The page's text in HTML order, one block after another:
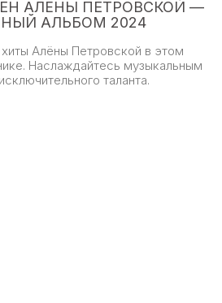
АЛЁНЫ ПЕТРОВСКОЙ —
АЛЬБОМ 2024
Алёны Петровской в этом
Наслаждайтесь музыкальным
таланта.